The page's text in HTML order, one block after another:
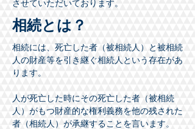
させていただいております。
相続とは？
相続には、死亡した者（被相続人）と被相続
人の財産等を引き継ぐ相続人という存在があ
ります。
人が死亡した時にその死亡した者（被相続
人）がもつ財産的な権利義務を他の残された
者（相続人）が承継することを言います。